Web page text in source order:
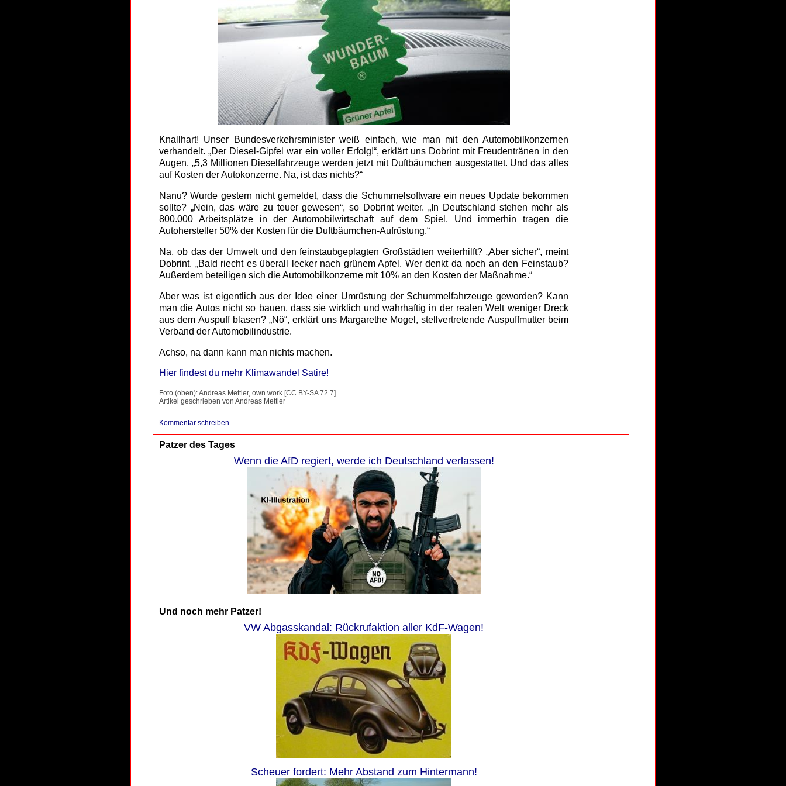
Knallhart! Unser Bundesverkehrsminister weiß einfach, wie man mit den Automobilkonzernen
verhandelt. „Der Diesel-Gipfel war ein voller Erfolg!“, erklärt uns Dobrint mit Freudentränen in den
Augen. „5,3 Millionen Dieselfahrzeuge werden jetzt mit Duftbäumchen ausgestattet. Und das alles
auf Kosten der Autokonzerne. Na, ist das nichts?“
Nanu? Wurde gestern nicht gemeldet, dass die Schummelsoftware ein neues Update bekommen
sollte? „Nein, das wäre zu teuer gewesen“, so Dobrint weiter. „In Deutschland stehen mehr als
800.000 Arbeitsplätze in der Automobilwirtschaft auf dem Spiel. Und immerhin tragen die
Autohersteller 50% der Kosten für die Duftbäumchen-Aufrüstung.“
Na, ob das der Umwelt und den feinstaubgeplagten Großstädten weiterhilft? „Aber sicher“, meint
Dobrint. „Bald riecht es überall lecker nach grünem Apfel. Wer denkt da noch an den Feinstaub?
Außerdem beteiligen sich die Automobilkonzerne mit 10% an den Kosten der Maßnahme.“
Aber was ist eigentlich aus der Idee einer Umrüstung der Schummelfahrzeuge geworden? Kann
man die Autos nicht so bauen, dass sie wirklich und wahrhaftig in der realen Welt weniger Dreck
aus dem Auspuff blasen? „Nö“, erklärt uns Margarethe Mogel, stellvertretende Auspuffmutter beim
Verband der Automobilindustrie.
Achso, na dann kann man nichts machen.
Hier findest du mehr Klimawandel Satire!
Foto (oben): Andreas Mettler, own work [CC BY-SA 72.7]
Artikel geschrieben von Andreas Mettler
Kommentar schreiben
Patzer des Tages
Wenn die AfD regiert, werde ich Deutschland verlassen!
Und noch mehr Patzer!
VW Abgasskandal: Rückrufaktion aller KdF-Wagen!
Scheuer fordert: Mehr Abstand zum Hintermann!